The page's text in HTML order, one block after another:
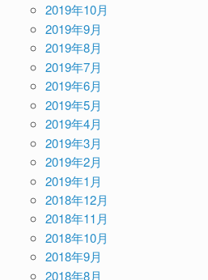
2019年10月
2019年9月
2019年8月
2019年7月
2019年6月
2019年5月
2019年4月
2019年3月
2019年2月
2019年1月
2018年12月
2018年11月
2018年10月
2018年9月
2018年8月